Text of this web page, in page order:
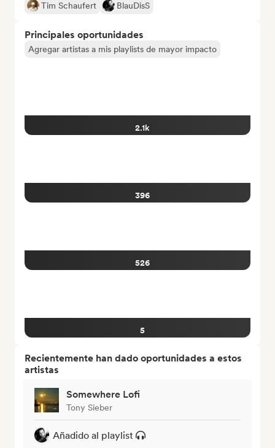
Tim Schaufert
BlauDisS
Principales oportunidades
Agregar artistas a mis playlists de mayor impacto
2.1k
396
526
5
Recientemente han dado oportunidades a estos
artistas
Somewhere Lofi
Tony Sieber
Añadido al playlist